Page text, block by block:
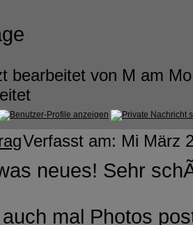
bearbeitet von M am
Verfasst am: Mi
neues! Sehr
mal Photos